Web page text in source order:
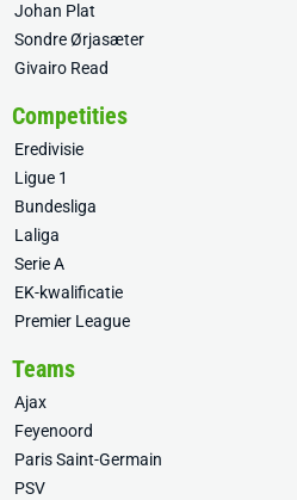
Johan Plat
Sondre Ørjasæter
Givairo Read
Competities
Eredivisie
Ligue 1
Bundesliga
Laliga
Serie A
EK-kwalificatie
Premier League
Teams
Ajax
Feyenoord
Paris Saint-Germain
PSV